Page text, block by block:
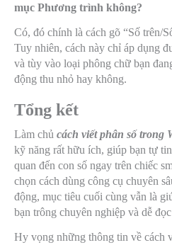
mục Phương trình không?
Có, đó chính là cách gõ “Số trên/
Tuy nhiên, cách này chỉ áp dụng
và tùy vào loại phông chữ bạn
động thu nhỏ hay không.
Tổng kết
Làm chủ cách viết phân số trong
kỹ năng rất hữu ích, giúp bạn tự
quan đến con số ngay trên chiếc
chọn cách dùng công cụ chuyên
động, mục tiêu cuối cùng vẫn là
bạn trông chuyên nghiệp và dễ
Hy vọng những thông tin về cách